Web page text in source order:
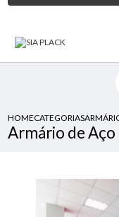
HOMECATEGORIAS
Armário de Aço